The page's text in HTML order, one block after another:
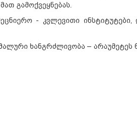
გამოქვეყნებას.
- კვლევითი ინსტიტუტები,
ხანგრძლივობა – არაუმეტეს 6